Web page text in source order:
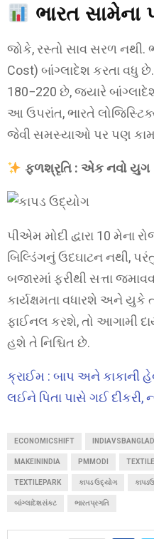
ભારત સામેના
જોકે, રસ્તો સાવ સરળ નથી.
Cost) બાંગ્લાદેશ કરતા વધુ
180−220 છે, જ્યારે
આ ઉપરાંત, ભારતે
જેવી સમસ્યાઓ પર પણ
ફળશ્રૃતિ : એક નવો યુગ
પીએમ મોદી દ્વારા 10 મેના
બિલ્ડિંગનું ઉદઘાટન નથી,
બજારમાં ફરીથી સત્તા
કાર્યક્ષમતા વધારશે અને યુકે
ફાઈનલ કરશે, તો આગામી
હશે તે નિશ્ચિત છે.
ક્રાઈમ : બાપ અને કાકાની
લઈને પિતા પાસે ગઈ
ECONOMICSHIFT
MAKEININDIA PMMODI
TEXTILEPARK કાપડ ઉદ્યોગ
બાંગ્લાદેશસંકટ ભારતપ્રગતિ